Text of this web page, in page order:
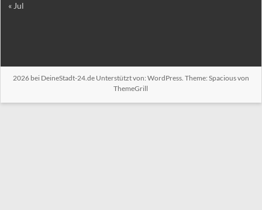
« Jul
2026 bei DeineStadt-24.deUnterstützt von: WordPress. Theme: Spacious von
ThemeGrill